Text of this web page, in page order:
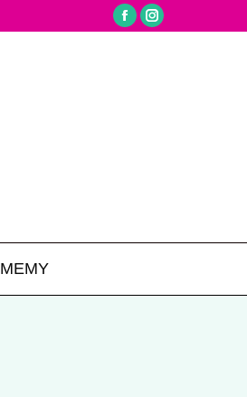
Facebook
Instagram
MEMY